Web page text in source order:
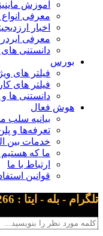
آموزش
معرفی
اخبار
معرفی
دانستنی های
بورس
فیلتر های
فیلتر های
دانستنی ها
هوش فعال
بیانیه سلب
تعرفه‌ها و
خدمات بین
ما که
ارتباط با ما
قوانین
تلگرام - بله - ایتا : 09364549266 موبایل : 09119542983